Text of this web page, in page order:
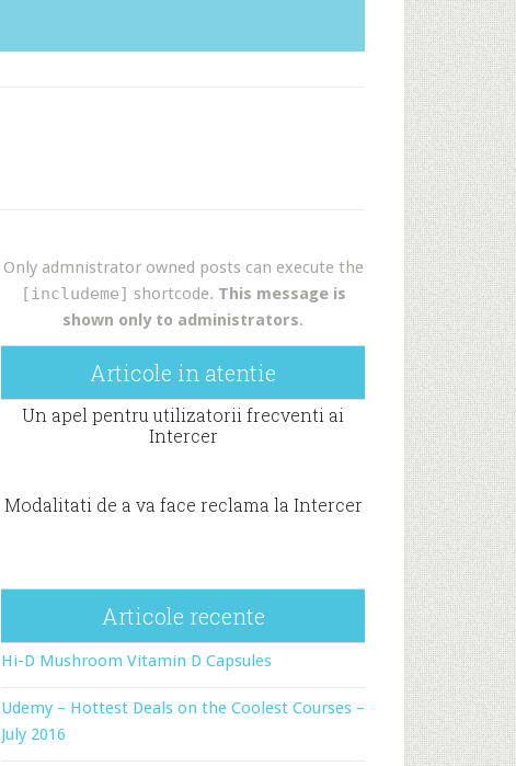
Only admnistrator owned posts can execute the
[includeme] shortcode. This message is
shown only to administrators.
Articole in atentie
Un apel pentru utilizatorii frecventi ai
Intercer
Modalitati de a va face reclama la Intercer
Articole recente
Hi-D Mushroom Vitamin D Capsules
Udemy – Hottest Deals on the Coolest Courses –
July 2016